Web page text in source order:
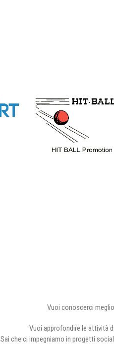
Vuoi conoscerci
Vuoi approfondire le attività
Sai che ci impegniamo in progetti